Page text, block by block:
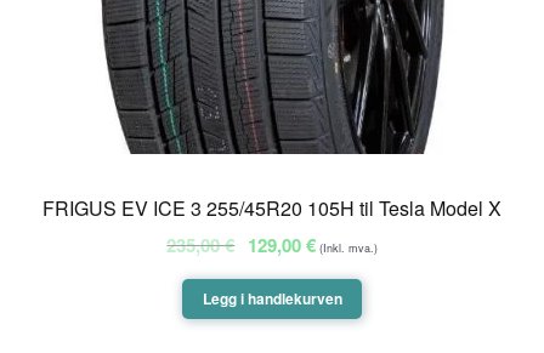
FRIGUS EV ICE 3 255/45R20 105H til Tesla Model X
235,00€
Opprinnelig
235,00 €.
129,00€Nåværende
129,00 €.
(Inkl. mva.)
Legg i handlekurven